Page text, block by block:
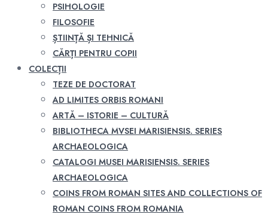
PSIHOLOGIE
FILOSOFIE
ȘTIINȚĂ ȘI TEHNICĂ
CĂRȚI PENTRU COPII
COLECȚII
TEZE DE DOCTORAT
AD LIMITES ORBIS ROMANI
ARTĂ – ISTORIE – CULTURĂ
BIBLIOTHECA MVSEI MARISIENSIS. SERIES
ARCHAEOLOGICA
CATALOGI MUSEI MARISIENSIS. SERIES
ARCHAEOLOGICA
COINS FROM ROMAN SITES AND COLLECTIONS OF
ROMAN COINS FROM ROMANIA